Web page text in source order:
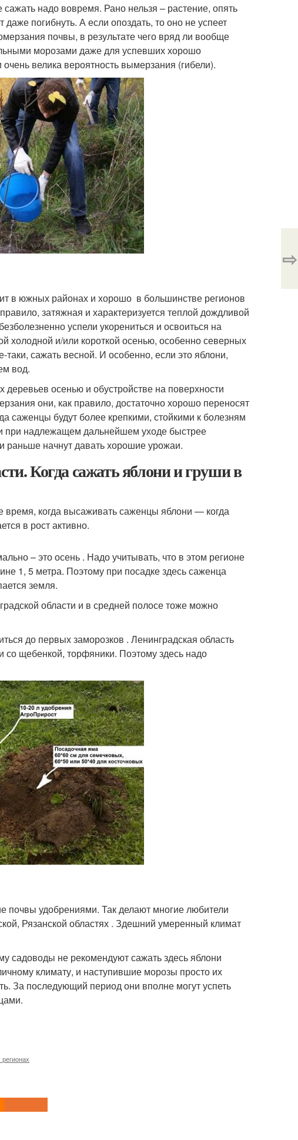
надо вовремя. Рано нельзя – растение, опять
погибнуть. А если опоздать, то оно не успеет
почвы, в результате чего вряд ли вообще
морозами даже для успевших хорошо
велика вероятность вымерзания (гибели).
в южных районах и хорошо в большинстве регионов
затяжная и характеризуется теплой дождливой
успели укорениться и освоиться на
холодной и/или короткой осенью, особенно северных
сажать весной. И особенно, если это яблони,
вод.
осенью и обустройстве на поверхности
они, как правило, достаточно хорошо переносят
саженцы будут более крепкими, стойкими к болезням
надлежащем дальнейшем уходе быстрее
раньше начнут давать хорошие урожаи.
Когда сажать яблони и груши в
время, когда высаживать саженцы яблони — когда
в рост активно.
– это осень . Надо учитывать, что в этом регионе
1, 5 метра. Поэтому при посадке здесь саженца
земля.
области и в средней полосе тоже можно
до первых заморозков . Ленинградская область
со щебенкой, торфяники. Поэтому здесь надо
почвы удобрениями. Так делают многие любители
Рязанской областях . Здешний умеренный климат
садоводы не рекомендуют сажать здесь яблони
климату, и наступившие морозы просто их
За последующий период они вполне могут успеть
⇨